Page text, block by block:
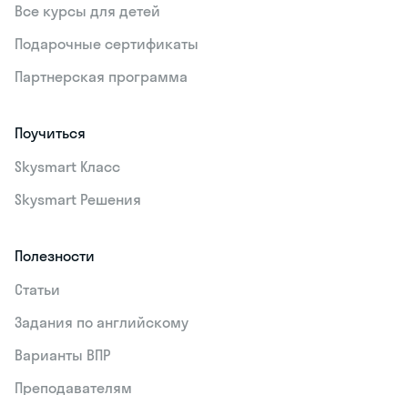
Все курсы для детей
Подарочные сертификаты
Партнерская программа
Поучиться
Skysmart Класс
Skysmart Решения
Полезности
Статьи
Задания по английскому
Варианты ВПР
Преподавателям